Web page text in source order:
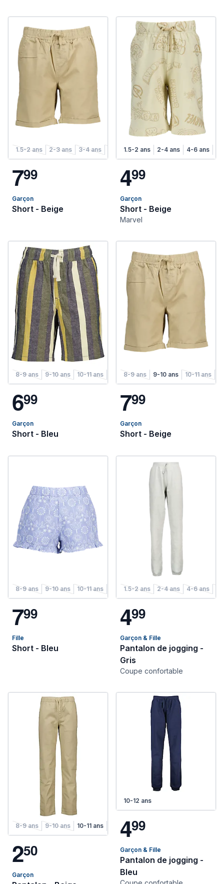
1.5-2 ans 2-3 ans 3-4 ans 4-5 ans 5-6 ans 6-7 ans 7-8 ans
799
Garçon
Short - Beige
1.5-2 ans 2-4 ans 4-6 ans
499
Garçon
Short - Beige
Marvel
8-9 ans 9-10 ans 10-11 ans 11-12 ans 12-13 ans 13-14 ans
699
Garçon
Short - Bleu
8-9 ans 9-10 ans 10-11 ans
799
Garçon
Short - Beige
8-9 ans 9-10 ans 10-11 ans 11-12 ans 12-13 ans 13-14 ans
799
Fille
Short - Bleu
1.5-2 ans 2-4 ans 4-6 ans
499
Garçon & Fille
Pantalon de jogging -
Gris
Coupe confortable
8-9 ans 9-10 ans 10-11 ans 11-12 ans 12-13 ans
250
Garçon
10-12 ans
499
Garçon & Fille
Pantalon de jogging -
Bleu